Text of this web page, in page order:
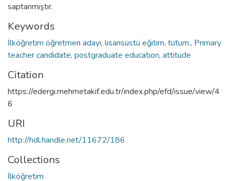
saptanmıştır.
Keywords
İlköğretim öğretmen adayı, lisansüstü eğitim, tutum., Primary
teacher candidate, postgraduate education, attitude
Citation
https://edergi.mehmetakif.edu.tr/index.php/efd/issue/view/4
6
URI
http://hdl.handle.net/11672/186
Collections
İlköğretim